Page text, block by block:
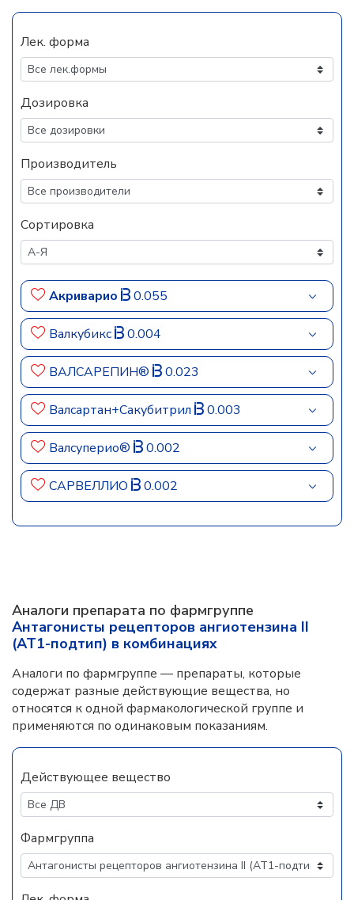
Лек. форма
Дозировка
Производитель
Сортировка
Акриварио 0.055
Валкубикс 0.004
ВАЛСАРЕПИН® 0.023
Валсартан+Сакубитрил 0.003
Валсуперио® 0.002
САРВЕЛЛИО 0.002
Аналоги препарата по фармгруппе
Антагонисты рецепторов ангиотензина II
(AT1-подтип) в комбинациях
Аналоги по фармгруппе — препараты, которые
содержат разные действующие вещества, но
относятся к одной фармакологической группе и
применяются по одинаковым показаниям.
Действующее вещество
Фармгруппа